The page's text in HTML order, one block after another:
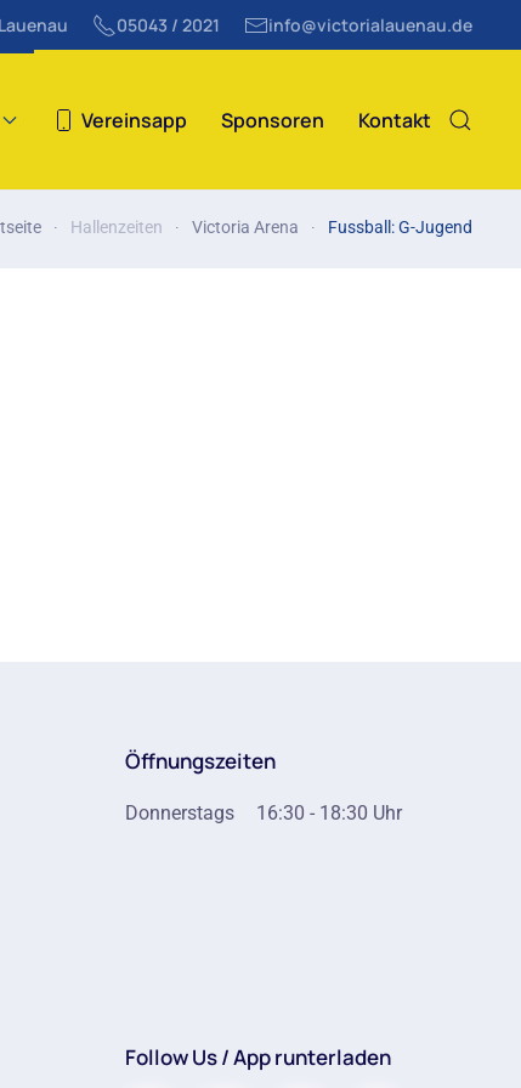
05043 / 2021 info@victorialauenau.de
Vereinsapp Sponsoren Kontakt
Hallenzeiten Victoria Arena Fussball: G-Jugend
Öffnungszeiten
Donnerstags 16:30 - 18:30 Uhr
Follow Us / App runterladen